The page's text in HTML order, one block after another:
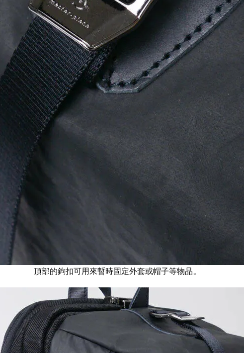
頂部的鉤扣可用來暫時固定外套或帽子等物品。